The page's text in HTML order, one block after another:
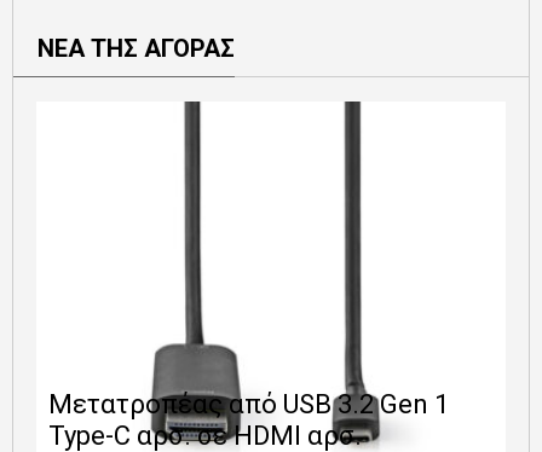
ΝΕΑ ΤΗΣ ΑΓΟΡΑΣ
Μετατροπέας από USB 3.2 Gen 1
Type-C αρσ. σε HDMI αρσ.